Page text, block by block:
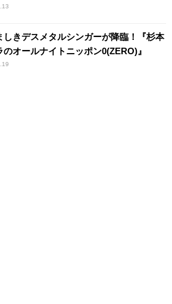
しきデスメタルシンガーが降臨！『杉本
のオールナイトニッポン0(ZERO)』